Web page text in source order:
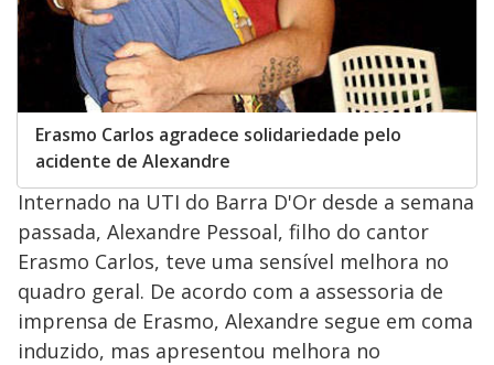
Erasmo Carlos agradece solidariedade pelo
acidente de Alexandre
Internado na UTI do Barra D'Or desde a semana
passada, Alexandre Pessoal, filho do cantor
Erasmo Carlos, teve uma sensível melhora no
quadro geral. De acordo com a assessoria de
imprensa de Erasmo, Alexandre segue em coma
induzido, mas apresentou melhora no